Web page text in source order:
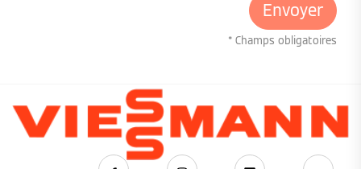
* Champs obligatoires